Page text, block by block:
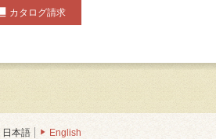
カタログ請求
日本語 English